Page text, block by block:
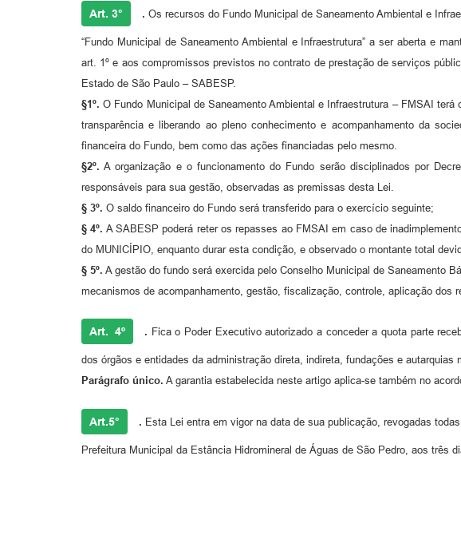
Art. 3° .Os recursos do Fundo Municipal de Saneamento Ambiental e
“Fundo Municipal de Saneamento Ambiental e Infraestrutura” a ser aberta e
art. 1º e aos compromissos previstos no contrato de prestação de serviços
Estado de São Paulo – SABESP.
§1º. O Fundo Municipal de Saneamento Ambiental e Infraestrutura – FMSAI
transparência e liberando ao pleno conhecimento e acompanhamento da
financeira do Fundo, bem como das ações financiadas pelo mesmo.
§2º. A organização e o funcionamento do Fundo serão disciplinados por
responsáveis para sua gestão, observadas as premissas desta Lei.
§ 3º. O saldo financeiro do Fundo será transferido para o exercício seguinte;
§ 4º. A SABESP poderá reter os repasses ao FMSAI em caso de
do MUNICÍPIO, enquanto durar esta condição, e observado o montante total
§ 5º. A gestão do fundo será exercida pelo Conselho Municipal de Saneamento
mecanismos de acompanhamento, gestão, fiscalização, controle, aplicação dos
Art. 4º . Fica o Poder Executivo autorizado a conceder a quota parte
dos órgãos e entidades da administração direta, indireta, fundações e
Parágrafo único. A garantia estabelecida neste artigo aplica-se também no
Art.5° . Esta Lei entra em vigor na data de sua publicação, revogadas
Prefeitura Municipal da Estância Hidromineral de Águas de São Pedro, aos três